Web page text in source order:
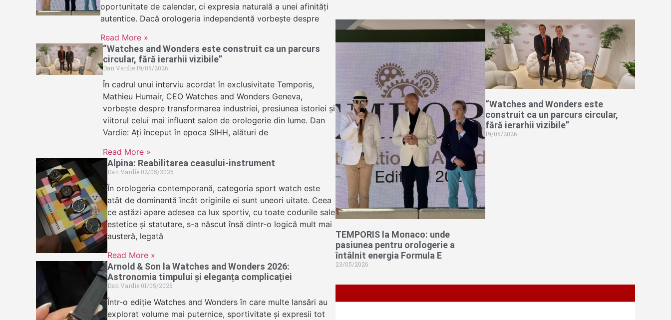
oportunitate de calendar, ci expresia naturală a unei afinități
autentice. Dacă orologeria independentă vorbește despre
Read More »
“Watches and Wonders este construit ca un parcurs
circular, fără ierarhii vizibile”
Dan Vardie19/05/2026
În cadrul unui interviu acordat în exclusivitate Temporis,
Mathieu Humair, CEO Watches and Wonders Geneva,
vorbește despre transformarea industriei, presiunea istoriei și
viitorul celui mai influent salon de orologerie din lume. Dan
Vardie: Ați început în epoca SIHH, alături de
Read More »
Alpina: Reabilitarea ceasului-instrument
Dan Vardie 02/05/2026
În orologeria contemporană, categoria sport watch este
atât de dominantă încât originile ei sunt uneori uitate. Ceea
ce astăzi apare adesea ca lux sportiv, cu toate codurile sale
estetice și statutare, s-a născut însă dintr-o logică mult mai
austeră, legată
Read More »
Arnold & Son la Watches and Wonders 2026:
Astronomia timpului și eleganța complicației
Dan Vardie 01/05/2026
Într-o ediție Watches and Wonders în care multe lansări au
explorat volume mai puternice, sportivitate și expresii tot
TEMPORIS la Monaco: unde
pasiunea pentru orologerie a
întâlnit energia Formula E
23/05/2026
“Watches and Wonders este
construit ca un parcurs circular,
fără ierarhii vizibile”
19/05/2026